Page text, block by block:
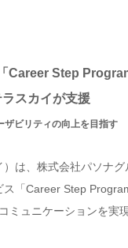
Career Step
スカイが支援
ビリティの向上を目指す
は、株式会社パソナ
「Career Step
ミュニケーションを実